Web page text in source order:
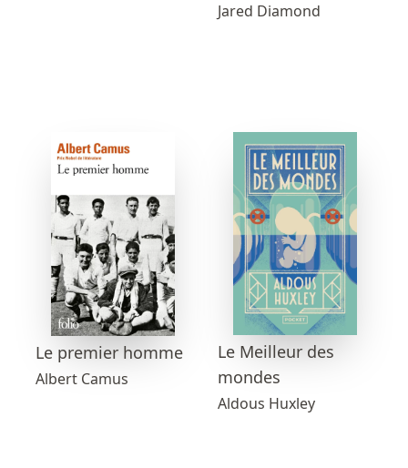
Jared Diamond
Le premier homme
Albert Camus
Le Meilleur des
mondes
Aldous Huxley